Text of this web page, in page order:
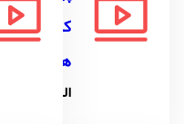
کاروفناوری
هشتم
الکترونیک